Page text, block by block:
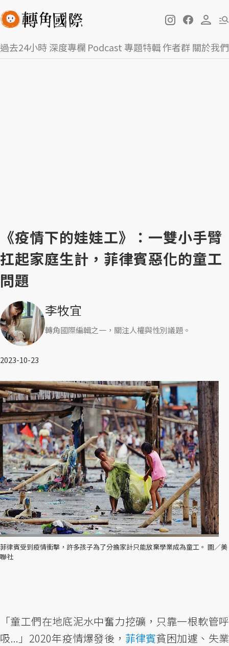
過去24小時深度專欄 Podcast 專題特輯作者群關於我們
《疫情下的娃娃工》：一雙小手臂
扛起家庭生計，菲律賓惡化的童工
問題
李牧宜
轉角國際編輯之一，關注人權與性別議題。
2023-10-23
菲律賓受到疫情衝擊，許多孩子為了分擔家計只能放棄學業成為童工。 圖／美
聯社
「童工們在地底泥水中奮力挖礦，只靠一根軟管呼
吸...」2020年疫情爆發後， 菲律賓貧困加遽、失業